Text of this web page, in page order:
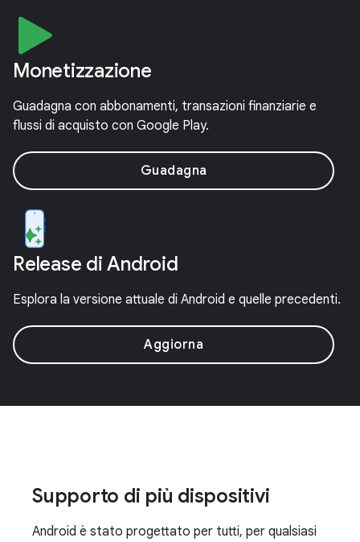
Monetizzazione
Guadagna con abbonamenti, transazioni finanziarie e
flussi di acquisto con Google Play.
Guadagna
Release di Android
Esplora la versione attuale di Android e quelle precedenti.
Aggiorna
Supporto di più dispositivi
Android è stato progettato per tutti, per qualsiasi